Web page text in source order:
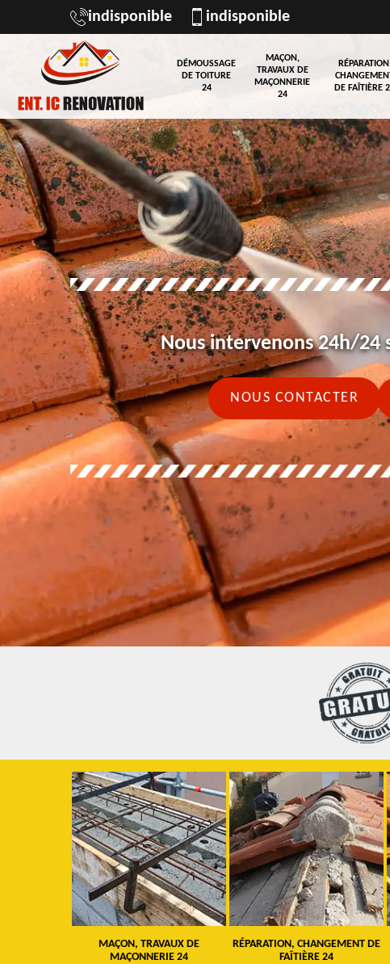
indisponible indisponible
DÉMOUSSAGE
DE TOITURE
24
MAÇON,
TRAVAUX DE
MAÇONNERIE
24
DE FAÎTIÈRE
Nous intervenons 24h/24
NOUS CONTACTER
MAÇON, TRAVAUX DE
MAÇONNERIE 24
RÉPARATION, CHANGEMENT DE
FAÎTIÈRE 24